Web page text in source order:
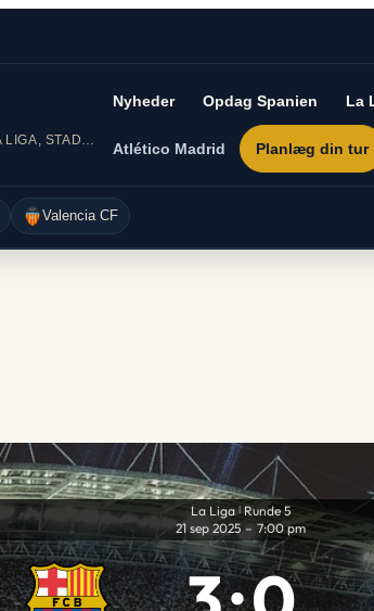
Nyheder Opdag Spanien La
Atlético Madrid Planlæg din tur
Valencia CF
La Liga | Runde 5
21 sep 2025 – 7:00 pm